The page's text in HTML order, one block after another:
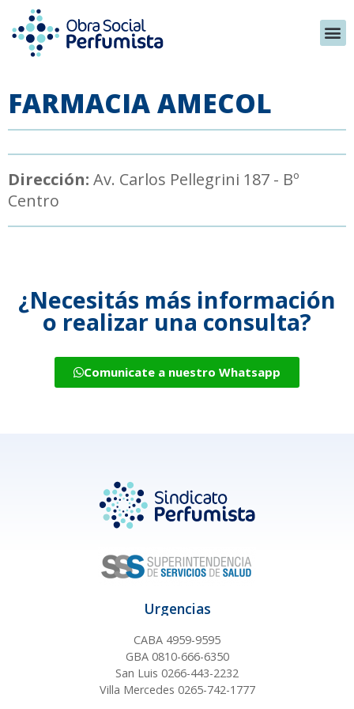
FARMACIA AMECOL
Dirección: Av. Carlos Pellegrini 187 - Bº
Centro
¿Necesitás más información
o realizar una consulta?
Comunicate a nuestro Whatsapp
Urgencias
CABA 4959-9595
GBA 0810-666-6350
San Luis 0266-443-2232
Villa Mercedes 0265-742-1777